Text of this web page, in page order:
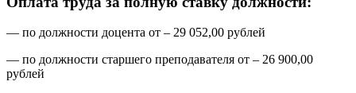
— по должности доцента от – 29 052,00 рублей
— по должности старшего преподавателя от – 26 900,00
рублей